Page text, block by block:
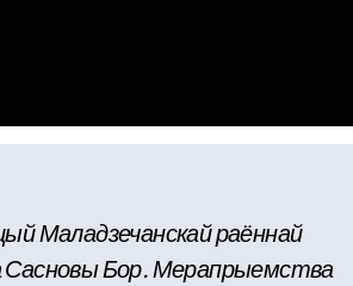
Маладзечанскай раённай
Сасновы Бор. Мерапрыемства